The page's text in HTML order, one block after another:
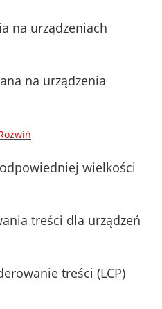
na urządzeniach
na urządzenia
wielkości
treści dla urządzeń
treści (LCP)